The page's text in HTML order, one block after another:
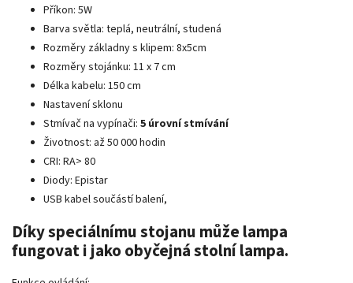
Příkon: 5W
Barva světla: teplá, neutrální, studená
Rozměry základny s klipem: 8x5cm
Rozměry stojánku: 11 x 7 cm
Délka kabelu: 150 cm
Nastavení sklonu
Stmívač na vypínači: 5 úrovní stmívání
Životnost: až 50 000 hodin
CRI: RA> 80
Diody: Epistar
USB kabel součástí balení,
Díky speciálnímu stojanu může lampa
fungovat i jako obyčejná stolní lampa.